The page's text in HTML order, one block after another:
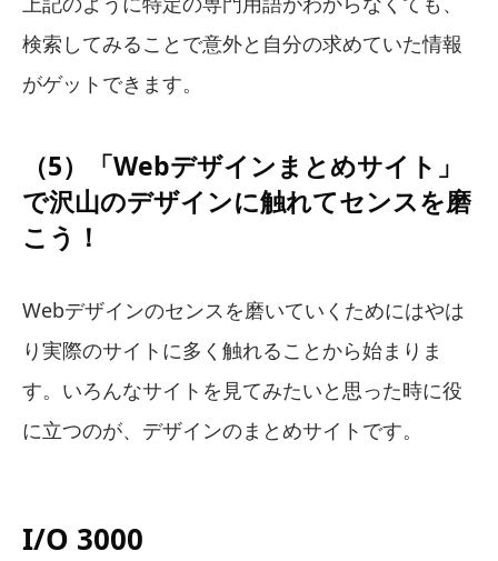
検索してみることで意外と自分の求めていた情報
がゲットできます。
（5）「Webデザインまとめサイト」
で沢山のデザインに触れてセンスを磨
こう！
Webデザインのセンスを磨いていくためにはやは
り実際のサイトに多く触れることから始まりま
す。いろんなサイトを見てみたいと思った時に役
に立つのが、デザインのまとめサイトです。
I/O 3000